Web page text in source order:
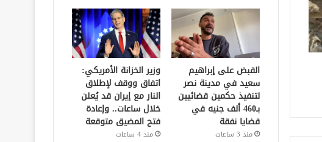
القبض على إبراهيم
سعيد في مدينة نصر
لتنفيذ حكمين قضائيين
بـ460 ألف جنيه في
قضايا نفقة
منذ 3 ساعات
وزير الخزانة الأمريكي:
اتفاق ووقف لإطلاق
النار مع إيران قد يُعلن
خلال ساعات.. وإعادة
فتح المضيق متوقعة
منذ 4 ساعات